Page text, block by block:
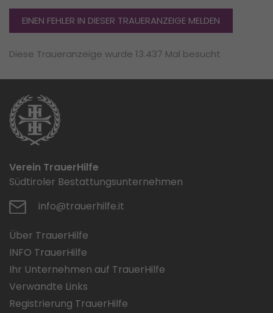
EINEN FEHLER IN DIESER TRAUERANZEIGE MELDEN
Diese Traueranzeige wurde 13.437 Mal besucht
Verein TrauerHilfe
Südtiroler Bestattungsunternehmen
info@trauerhilfe.it
Über TrauerHilfe
INFO TrauerHilfe
Ihr Unternehmen auf TrauerHilfe
Verwandte Links
Registrierung TrauerHilfe